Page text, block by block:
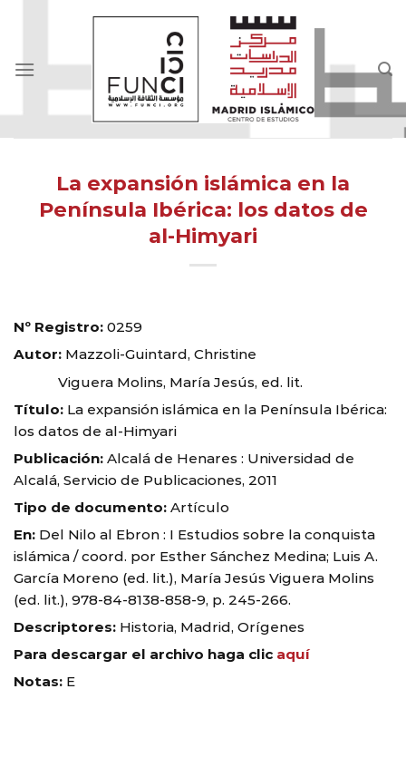
La expansión islámica en la
Península Ibérica: los datos de
al-Himyari
Nº Registro: 0259
Autor: Mazzoli-Guintard, Christine
Viguera Molins, María Jesús, ed. lit.
Título: La expansión islámica en la Península Ibérica:
los datos de al-Himyari
Publicación: Alcalá de Henares : Universidad de
Alcalá, Servicio de Publicaciones, 2011
Tipo de documento: Artículo
En: Del Nilo al Ebron : I Estudios sobre la conquista
islámica / coord. por Esther Sánchez Medina; Luis A.
García Moreno (ed. lit.), María Jesús Viguera Molins
(ed. lit.), 978-84-8138-858-9, p. 245-266.
Descriptores: Historia, Madrid, Orígenes
Para descargar el archivo haga clic aquí
Notas: E